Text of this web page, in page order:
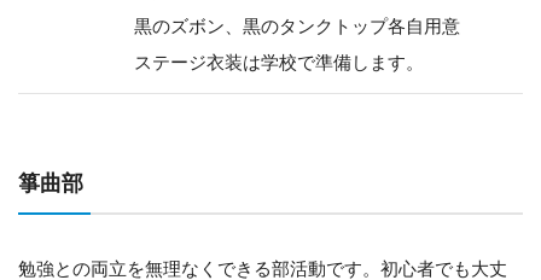
黒のズボン、黒のタンクトップ各自用意
ステージ衣装は学校で準備します。
箏曲部
勉強との両立を無理なくできる部活動です。初心者でも大丈